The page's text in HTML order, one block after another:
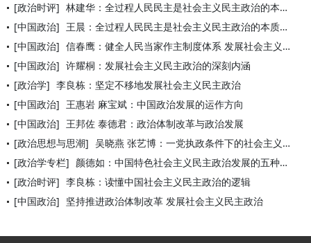
[政治时评] 林建华：全过程人民民主是社会主义民主政治的本质属性
[中国政治] 王晨：全过程人民民主是社会主义民主政治的本质属性
[中国政治] 信春鹰：健全人民当家作主制度体系 发展社会主义民主政治
[中国政治] 许耀桐：发展社会主义民主政治的深刻内涵
[政治学] 李良栋：坚定不移地发展社会主义民主政治
[中国政治] 王惠岩 麻宝斌：中国政治发展的运作方向
[中国政治] 王邦佐 泰德君：政治体制改革与政治发展
[政治思想与思潮] 吴晓燕 张艺博：一党执政条件下的社会主义民主政治新拓展
[政治学专栏] 颜德如：中国特色社会主义民主政治发展的五种制约因素
[政治时评] 李良栋：读懂中国社会主义民主政治的逻辑
[中国政治] 坚持推进政治体制改革 发展社会主义民主政治